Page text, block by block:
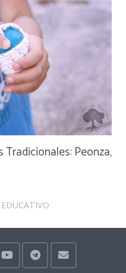
Tradicionales: Peonza,
EDUCATIVO